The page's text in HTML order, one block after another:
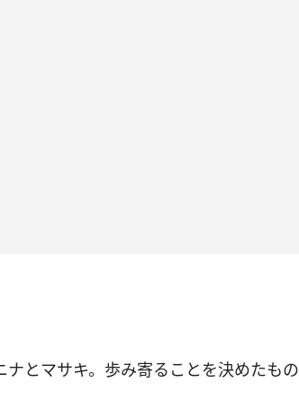
とマサキ。歩み寄ることを決めたもの